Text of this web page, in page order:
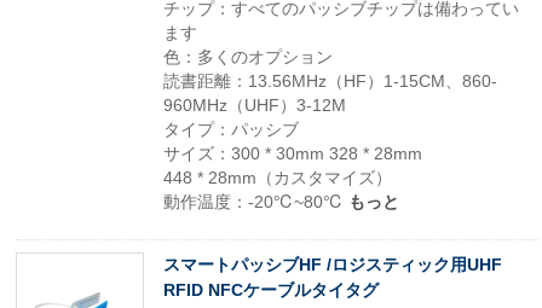
チップ：すべてのパッシブチップは備わってい
ます
色：多くのオプション
読書距離：13.56MHz（HF）1-15CM、860-
960MHz（UHF）3-12M
タイプ：パッシブ
サイズ：300 * 30mm 328 * 28mm
448 * 28mm（カスタマイズ）
動作温度：-20℃~80℃ もっと
スマートパッシブHF /ロジスティック用UHF
RFID NFCケーブルタイタグ